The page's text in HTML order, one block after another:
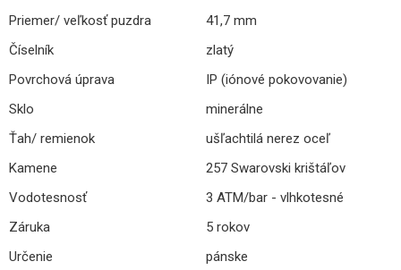
Priemer/ veľkosť puzdra
41,7 mm
Číselník
zlatý
Povrchová úprava
IP (iónové pokovovanie)
Sklo
minerálne
Ťah/ remienok
ušľachtilá nerez oceľ
Kamene
257 Swarovski krištáľov
Vodotesnosť
3 ATM/bar - vlhkotesné
Záruka
5 rokov
Určenie
pánske